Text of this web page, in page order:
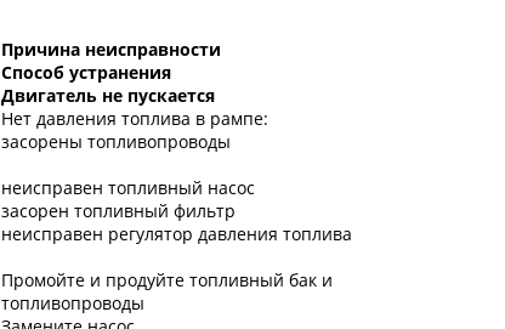
Причина неисправности
Способ устранения
Двигатель не пускается
Нет давления топлива в рампе:
засорены топливопроводы
неисправен топливный насос
засорен топливный фильтр
неисправен регулятор давления топлива
Промойте и продуйте топливный бак и
топливопроводы